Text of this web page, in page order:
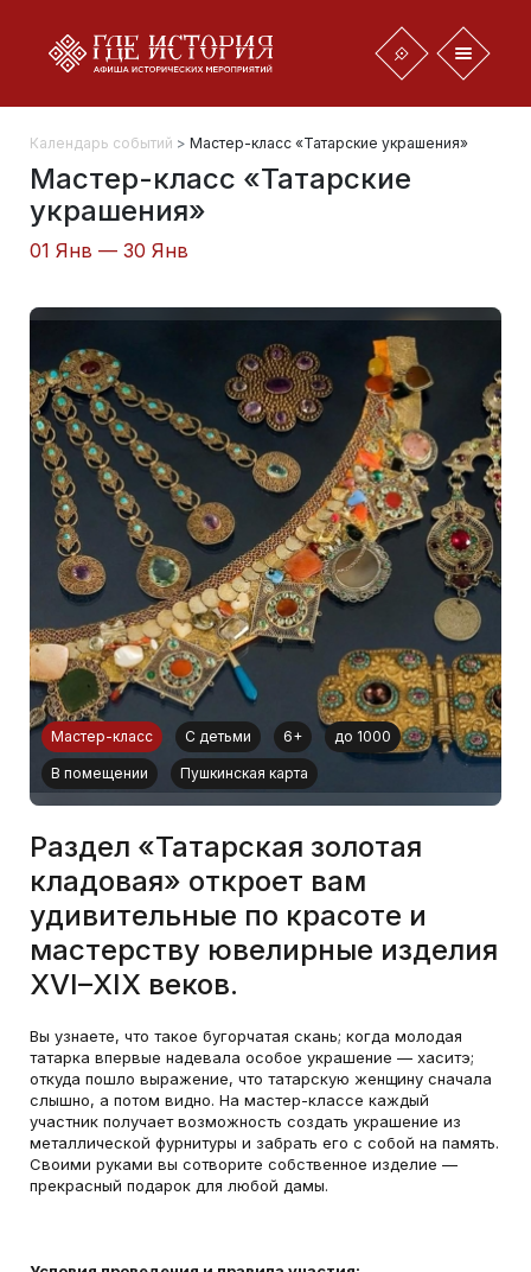
Календарь событий > Мастер-класс «Татарские украшения»
Мастер-класс «Татарские
украшения»
01 Янв — 30 Янв
Мастер-класс С детьми 6+ до 1000
В помещении Пушкинская карта
Раздел «Татарская золотая
кладовая» откроет вам
удивительные по красоте и
мастерству ювелирные изделия
XVI–XIX веков.
Вы узнаете, что такое бугорчатая скань; когда молодая
татарка впервые надевала особое украшение — хаситэ;
откуда пошло выражение, что татарскую женщину сначала
слышно, а потом видно. На мастер-классе каждый
участник получает возможность создать украшение из
металлической фурнитуры и забрать его с собой на память.
Своими руками вы сотворите собственное изделие —
прекрасный подарок для любой дамы.